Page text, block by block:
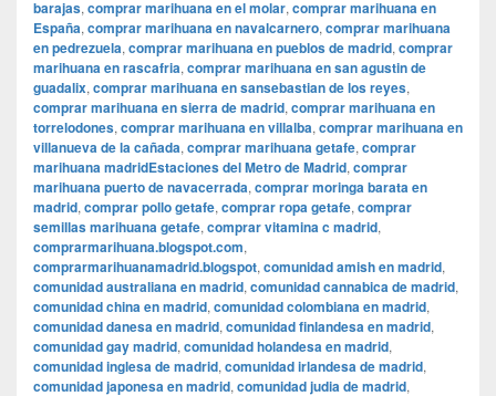
barajas, comprar marihuana en el molar, comprar marihuana en
España, comprar marihuana en navalcarnero, comprar marihuana
en pedrezuela, comprar marihuana en pueblos de madrid, comprar
marihuana en rascafria, comprar marihuana en san agustin de
guadalix, comprar marihuana en sansebastian de los reyes,
comprar marihuana en sierra de madrid, comprar marihuana en
torrelodones, comprar marihuana en villalba, comprar marihuana en
villanueva de la cañada, comprar marihuana getafe, comprar
marihuana madridEstaciones del Metro de Madrid, comprar
marihuana puerto de navacerrada, comprar moringa barata en
madrid, comprar pollo getafe, comprar ropa getafe, comprar
semillas marihuana getafe, comprar vitamina c madrid,
comprarmarihuana.blogspot.com,
comprarmarihuanamadrid.blogspot, comunidad amish en madrid,
comunidad australiana en madrid, comunidad cannabica de madrid,
comunidad china en madrid, comunidad colombiana en madrid,
comunidad danesa en madrid, comunidad finlandesa en madrid,
comunidad gay madrid, comunidad holandesa en madrid,
comunidad inglesa de madrid, comunidad irlandesa de madrid,
comunidad japonesa en madrid, comunidad judia de madrid,